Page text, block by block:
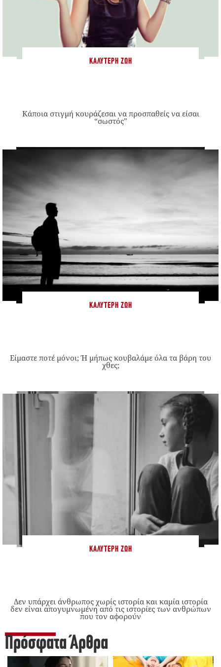
ΚΑΛΎΤΕΡΗ ΖΩΉ
Κάποια στιγμή κουράζεσαι να προσπαθείς να είσαι
“σωστός”
ΚΑΛΎΤΕΡΗ ΖΩΉ
Είμαστε ποτέ μόνοι; Ή μήπως κουβαλάμε όλα τα βάρη του
χθες;
ΚΑΛΎΤΕΡΗ ΖΩΉ
Δεν υπάρχει άνθρωπος χωρίς ιστορία και καμία ιστορία
δεν είναι απογυμνωμένη από τις ιστορίες των ανθρώπων
που τον αφορούν
Πρόσφατα Άρθρα